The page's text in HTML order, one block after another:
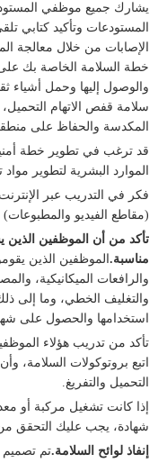
يشارك جميع موظفي
المستودعات وتأكيد كتابي
الإصابات من خلال معالجة
خطة السلامة الخاصة بك على
والوصول إليها وحمل
سلامة قفص الاتهام
المكدسة والحفاظ على
قد ترغب في تطوير خطة
الموارد البشرية لتطوير مواد
فكر في التدريب عبر
(مقاطع الفيديو
تأكد من أن الموظفين الذين
مناسبة. الموظفين الذين
والرافعات الميكانيكية،
والتغليف الخطي، وما إلى
استخدامها والحصول على
تأكد من تدريب هؤلاء
اتبع بروتوكولات
التحميل والتفريغ.
إذا كانت تشغيل مركبة أو
شهادة، يجب عليك التحقق
إنفاذ لوائح السلامة.تم تصميم